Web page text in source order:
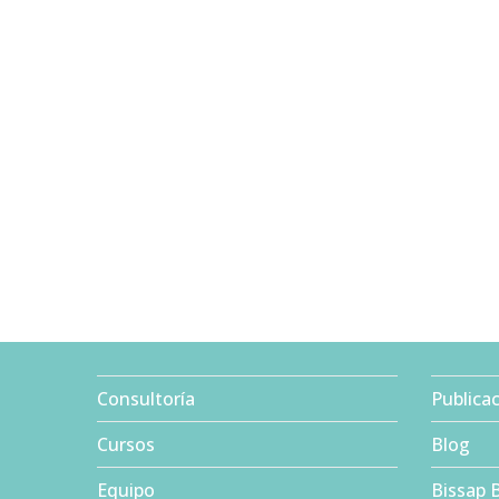
Consultoría
Cursos
Equipo
Blog
Bissap